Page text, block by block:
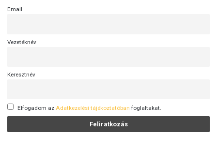
Email
Vezetéknév
Keresztnév
Elfogadom az Adatkezelési tájékoztatóban foglaltakat.